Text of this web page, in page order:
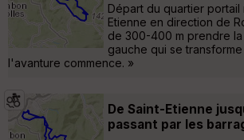
Départ du quartier portail
Etienne en direction de
de 300-400 m prendre
gauche qui se
l'avanture commence. »
De Saint-Etienne
passant par les